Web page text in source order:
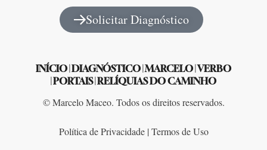
Solicitar Diagnóstico
INÍCIO DIAGNÓSTICO |MARCELO |VERBO
PORTAIS| RELÍQUIAS DO CAMINHO
© Marcelo Maceo. Todos os direitos reservados.
Política de Privacidade | Termos de Uso